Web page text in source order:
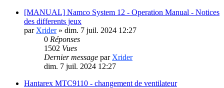
[MANUAL] Namco System 12 - Operation Manual - Notices
des differents jeux
par Xrider» dim. 7 juil. 2024 12:27
0 Réponses
1502 Vues
Dernier message par Xrider
dim. 7 juil. 2024 12:27
Hantarex MTC9110 - changement de ventilateur